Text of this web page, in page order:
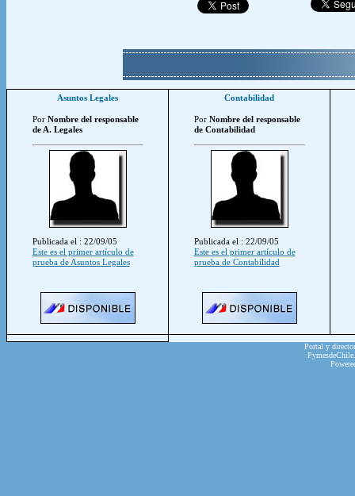
Asuntos Legales
Por Nombre del responsable
de A. Legales
Publicada el : 22/09/05
Este es el primer artículo de
prueba de Asuntos Legales
Contabilidad
Por Nombre del responsable
de Contabilidad
Publicada el : 22/09/05
Este es el primer artículo de
prueba de Contabilidad
Portal y